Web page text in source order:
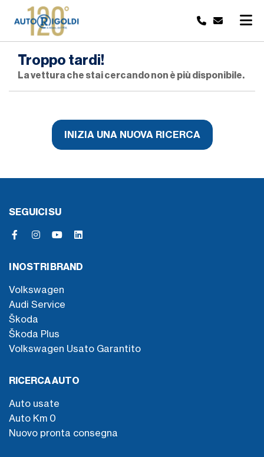
Troppo tardi!
La vettura che stai cercando non è più disponibile.
INIZIA UNA NUOVA RICERCA
SEGUICI SU
I NOSTRI BRAND
Volkswagen
Audi Service
Škoda
Škoda Plus
Volkswagen Usato Garantito
RICERCA AUTO
Auto usate
Auto Km 0
Nuovo pronta consegna